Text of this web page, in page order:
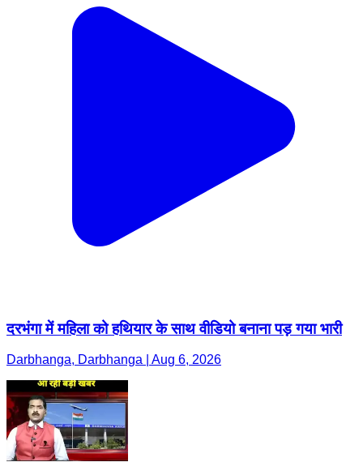
दरभंगा में महिला को हथियार के साथ वीडियो बनाना पड़ गया भारी
Darbhanga, Darbhanga | Aug 6, 2026